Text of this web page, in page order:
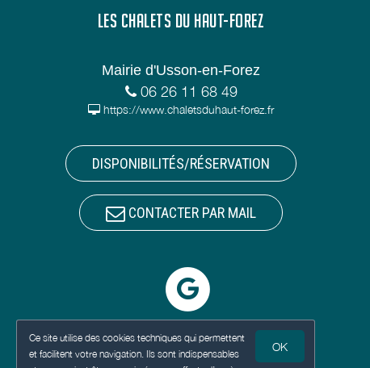
Ce site utilise des cookies techniques qui permettent
et facilitent votre navigation. Ils sont indispensables
OK
LES CHALETS DU HAUT-FOREZ
Mairie d'Usson-en-Forez
06 26 11 68 49
https://www.chaletsduhaut-forez.fr
DISPONIBILITÉS/RÉSERVATION
CONTACTER PAR MAIL